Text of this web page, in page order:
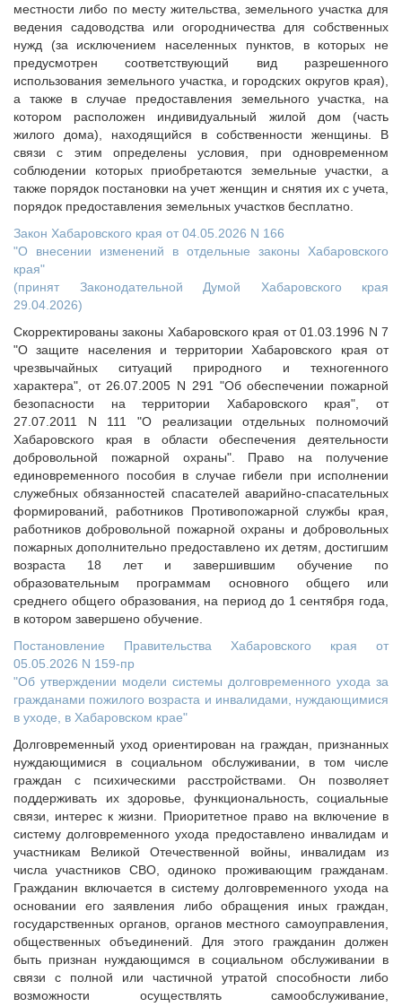
местности либо по месту жительства, земельного участка для
ведения садоводства или огородничества для собственных
нужд (за исключением населенных пунктов, в которых не
предусмотрен соответствующий вид разрешенного
использования земельного участка, и городских округов края),
а также в случае предоставления земельного участка, на
котором расположен индивидуальный жилой дом (часть
жилого дома), находящийся в собственности женщины. В
связи с этим определены условия, при одновременном
соблюдении которых приобретаются земельные участки, а
также порядок постановки на учет женщин и снятия их с учета,
порядок предоставления земельных участков бесплатно.
Закон Хабаровского края от 04.05.2026 N 166
"О внесении изменений в отдельные законы Хабаровского
края"
(принят Законодательной Думой Хабаровского края
29.04.2026)
Скорректированы законы Хабаровского края от 01.03.1996 N 7
"О защите населения и территории Хабаровского края от
чрезвычайных ситуаций природного и техногенного
характера", от 26.07.2005 N 291 "Об обеспечении пожарной
безопасности на территории Хабаровского края", от
27.07.2011 N 111 "О реализации отдельных полномочий
Хабаровского края в области обеспечения деятельности
добровольной пожарной охраны". Право на получение
единовременного пособия в случае гибели при исполнении
служебных обязанностей спасателей аварийно-спасательных
формирований, работников Противопожарной службы края,
работников добровольной пожарной охраны и добровольных
пожарных дополнительно предоставлено их детям, достигшим
возраста 18 лет и завершившим обучение по
образовательным программам основного общего или
среднего общего образования, на период до 1 сентября года,
в котором завершено обучение.
Постановление Правительства Хабаровского края от
05.05.2026 N 159-пр
"Об утверждении модели системы долговременного ухода за
гражданами пожилого возраста и инвалидами, нуждающимися
в уходе, в Хабаровском крае"
Долговременный уход ориентирован на граждан, признанных
нуждающимися в социальном обслуживании, в том числе
граждан с психическими расстройствами. Он позволяет
поддерживать их здоровье, функциональность, социальные
связи, интерес к жизни. Приоритетное право на включение в
систему долговременного ухода предоставлено инвалидам и
участникам Великой Отечественной войны, инвалидам из
числа участников СВО, одиноко проживающим гражданам.
Гражданин включается в систему долговременного ухода на
основании его заявления либо обращения иных граждан,
государственных органов, органов местного самоуправления,
общественных объединений. Для этого гражданин должен
быть признан нуждающимся в социальном обслуживании в
связи с полной или частичной утратой способности либо
возможности осуществлять самообслуживание,